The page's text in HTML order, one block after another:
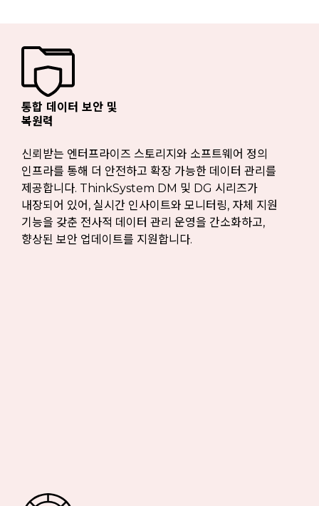
통합 데이터 보안 및
복원력
신뢰받는 엔터프라이즈 스토리지와 소프트웨어 정의
인프라를 통해 더 안전하고 확장 가능한 데이터 관리를
제공합니다. ThinkSystem DM 및 DG 시리즈가
내장되어 있어, 실시간 인사이트와 모니터링, 자체 지원
기능을 갖춘 전사적 데이터 관리 운영을 간소화하고,
향상된 보안 업데이트를 지원합니다.